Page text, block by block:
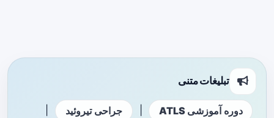
تبلیغات متنی
دوره آموزشی ATLS جراحی تیروئید